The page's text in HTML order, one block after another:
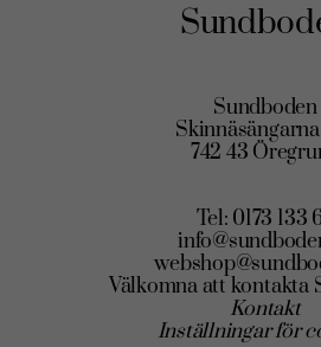
Sundboden
742 43
Tel: 0173 133
Välkomna att kontakta
Kontakt
Inställningar för